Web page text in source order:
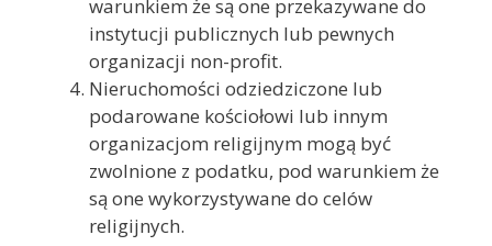
warunkiem że są one przekazywane do
instytucji publicznych lub pewnych
organizacji non-profit.
Nieruchomości odziedziczone lub
podarowane kościołowi lub innym
organizacjom religijnym mogą być
zwolnione z podatku, pod warunkiem że
są one wykorzystywane do celów
religijnych.